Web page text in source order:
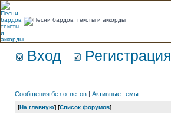
Вход Регистрация
Сообщения без ответов | Активные темы
[На главную] [Список форумов]